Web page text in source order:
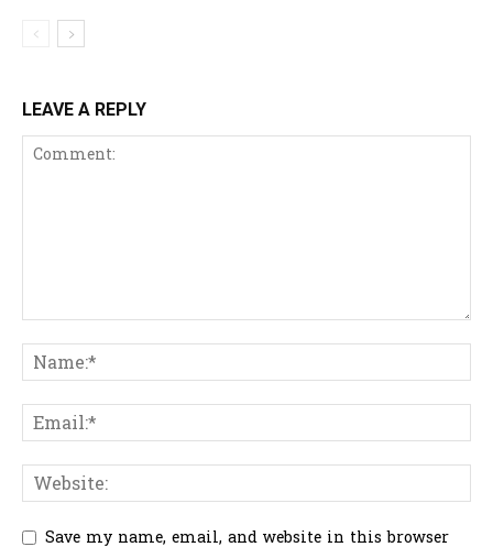
LEAVE A REPLY
Save my name, email, and website in this browser